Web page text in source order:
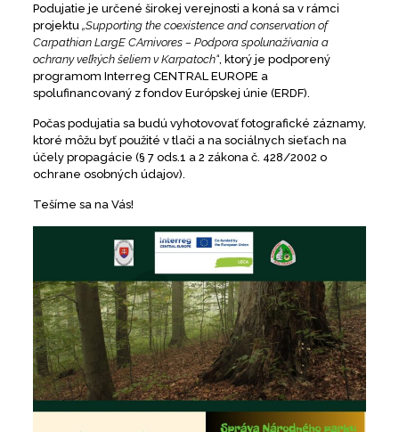
Podujatie je určené širokej verejnosti a koná sa v rámci
projektu „Supporting the coexistence and conservation of
Carpathian LargE CArnivores– Podpora spolunažívania a
ochrany veľkých šeliem v Karpatoch“, ktorý je podporený
programom Interreg CENTRAL EUROPE a
spolufinancovaný z fondov Európskej únie (ERDF).
Počas podujatia sa budú vyhotovovať fotografické záznamy,
ktoré môžu byť použité v tlači a na sociálnych sieťach na
účely propagácie (§ 7 ods.1 a 2 zákona č. 428/2002 o
ochrane osobných údajov).
Tešíme sa na Vás!